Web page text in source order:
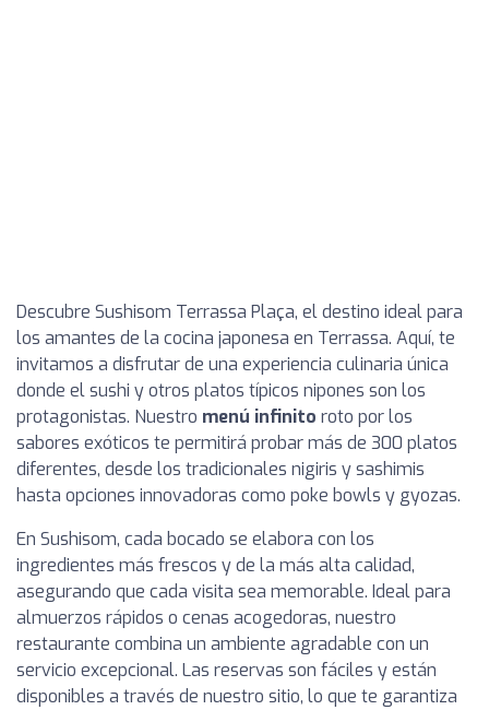
Descubre Sushisom Terrassa Plaça, el destino ideal para
los amantes de la cocina japonesa en Terrassa. Aquí, te
invitamos a disfrutar de una experiencia culinaria única
donde el sushi y otros platos típicos nipones son los
protagonistas. Nuestro menú infinito roto por los
sabores exóticos te permitirá probar más de 300 platos
diferentes, desde los tradicionales nigiris y sashimis
hasta opciones innovadoras como poke bowls y gyozas.
En Sushisom, cada bocado se elabora con los
ingredientes más frescos y de la más alta calidad,
asegurando que cada visita sea memorable. Ideal para
almuerzos rápidos o cenas acogedoras, nuestro
restaurante combina un ambiente agradable con un
servicio excepcional. Las reservas son fáciles y están
disponibles a través de nuestro sitio, lo que te garantiza